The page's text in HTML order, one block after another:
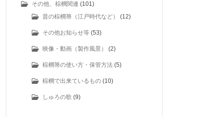
その他、棕櫚関連 (101)
昔の棕櫚箒（江戸時代など）
(12)
その他お知らせ等 (53)
映像・動画（製作風景） (2)
棕櫚箒の使い方・保管方法 (5)
棕櫚で出来ているもの (10)
しゅろの歌 (9)